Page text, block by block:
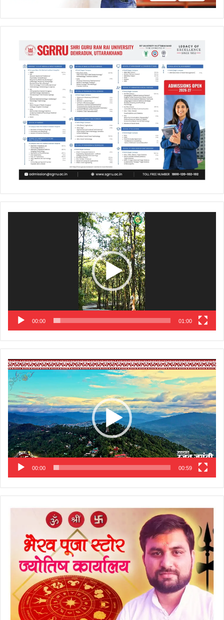
00:00 01:00
Video
Player
00:00 00:59